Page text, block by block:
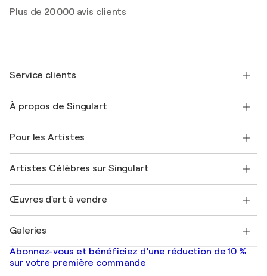
Plus de 20 000 avis clients
Service clients
Expédition
Offrir une carte cadeau
Rejoignez notre programme commercial
Mon compte
+33 1 76 44 06 42
À propos de Singulart
FAQ
Magazine Singulart
Emplois
Découvrez une sélection d'art original
Pour les Artistes
Se connecter en tant qu'Artiste
Artistes Célèbres sur Singulart
Marc Chagall
Banksy
Mr. Brainwash
Shepard Fairey
Œuvres d'art à vendre
Tableaux abstraits à vendre
Peintures de paysage
Estampes
Galeries
Galeries d'art en France
Galeries d'art en Belgique
Abonnez-vous et bénéficiez d’une réduction de 10 %
sur votre première commande